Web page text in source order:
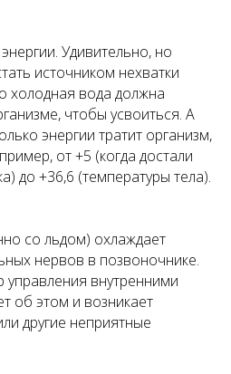
Удивительно, но
источником нехватки
холодная вода должна
чтобы усвоиться. А
энергии тратит организм,
от +5 (когда достали
до +36,6 (температуры тела).
со льдом) охлаждает
нервов в позвоночнике.
управления внутренними
об этом и возникает
другие неприятные